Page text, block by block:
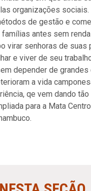
organizações sociais.
de gestão e
antes sem
virar senhoras de suas
e viver de seu
depender de grandes
a vida
qe vem dando
para a Mata